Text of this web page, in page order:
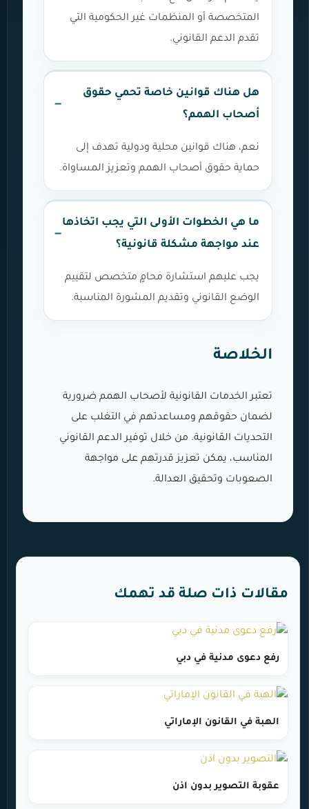
المتخصصة أو المنظمات غير الحكومية التي
تقدم الدعم القانوني.
هل هناك قوانين خاصة تحمي حقوق
أصحاب الهمم؟
نعم، هناك قوانين محلية ودولية تهدف إلى
حماية حقوق أصحاب الهمم وتعزيز المساواة.
ما هي الخطوات الأولى التي يجب اتخاذها
عند مواجهة مشكلة قانونية؟
يجب عليهم استشارة محامٍ متخصص لتقييم
الوضع القانوني وتقديم المشورة المناسبة.
الخلاصة
تعتبر الخدمات القانونية لأصحاب الهمم ضرورية
لضمان حقوقهم ومساعدتهم في التغلب على
التحديات القانونية. من خلال توفير الدعم القانوني
المناسب، يمكن تعزيز قدرتهم على مواجهة
الصعوبات وتحقيق العدالة.
مقالات ذات صلة قد تهمك
رفع دعوى مدنية في دبي
الهبة في القانون الإماراتي
عقوبة التصوير بدون اذن